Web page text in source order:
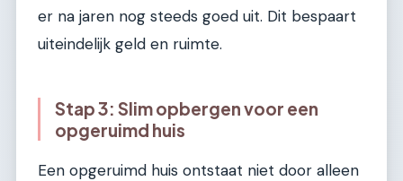
er na jaren nog steeds goed uit. Dit bespaart
uiteindelijk geld en ruimte.
Stap 3: Slim opbergen voor een
opgeruimd huis
Een opgeruimd huis ontstaat niet door alleen